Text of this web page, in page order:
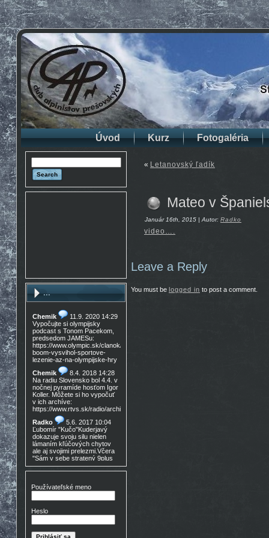
Úvod Kurz Fotogaléria
...
Chemik
11.9. 2020 14:29
Vypočujte si olympijsky
podcast s Tonom Pacekom,
predsedom JAMESu:
https://www.olympic.sk/clanok/celosvetovy-
boom-vysvihol-sportove-
lezenie-az-na-olympijske-hry
Chemik
8.4. 2018 14:28
Na radiu Slovensko bol 4.4. v
nočnej pyramíde hosťom Igor
Koller. Môžete si ho vypočuť
v ich archíve:
https://www.rtvs.sk/radio/archiv/11436/902144
Radko
5.6. 2017 10:04
Ľubomír "Kučo"Kuderjavý
dokazuje svoju silu nielen
lámaním kľúčových chytov
ale aj svojimi prelezmi.Včera
"Sám v sebe stratený 9plus
,!Gratulácia!!!
15:30
Nedocenený Prešovský
lezec známy tiež ako Lajoš
Morales predá lezečky, nové
v krabici, nepoužité,
zľava nech nejem 90eur
Používateľské meno
Heslo
« Letanovský ľadík
Mateo v
Január 16th, 2015 | Autor: Radko
video….
Leave a Reply
You must be logged in to post a comment.